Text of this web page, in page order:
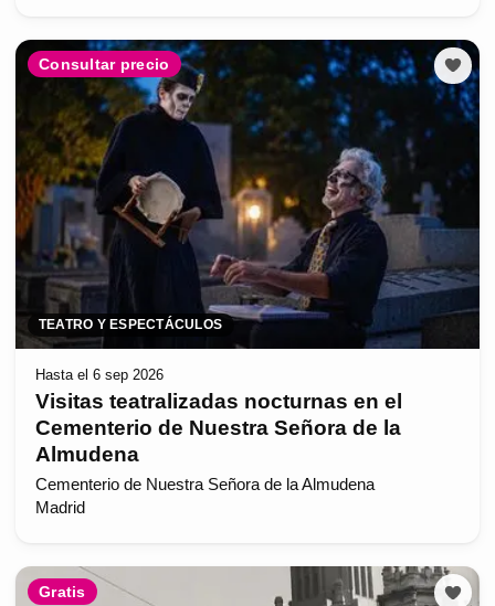
Consultar precio
TEATRO Y ESPECTÁCULOS
Hasta el 6 sep 2026
Visitas teatralizadas nocturnas en el
Cementerio de Nuestra Señora de la
Almudena
Cementerio de Nuestra Señora de la Almudena
Madrid
Gratis